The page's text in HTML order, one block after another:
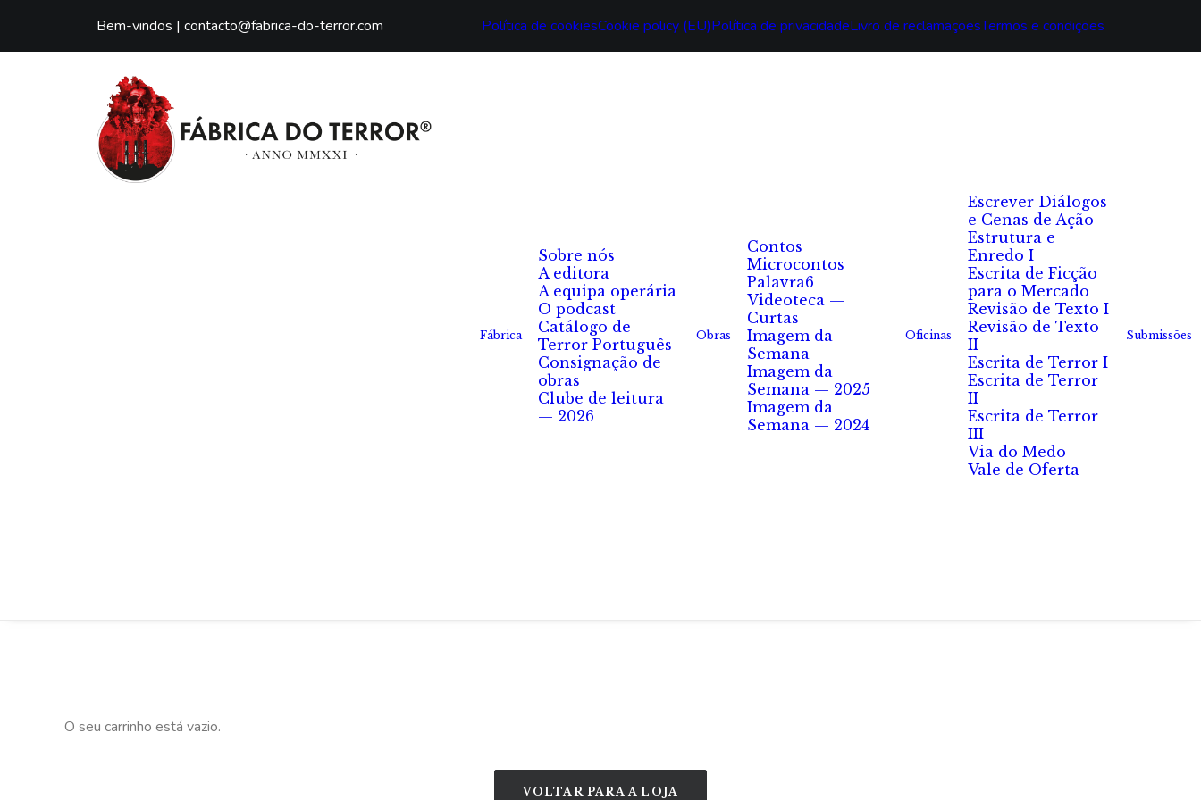
Bem-vindos | contacto@fabrica-do-terror.com Política de cookiesCookie policy (EU)Política de privacidadeLivro de reclamaçõesTermos e condições
Fábrica
Sobre nós
A editora
A equipa operária
O podcast
Catálogo de
Terror Português
Consignação de
obras
Clube de leitura
— 2026
Obras
Contos
Microcontos
Palavra6
Videoteca —
Curtas
Imagem da
Semana
Imagem da
Semana — 2025
Imagem da
Semana — 2024
Oficinas
Escrever Diálogos
e Cenas de Ação
Estrutura e
Enredo I
Escrita de Ficção
para o Mercado
Revisão de Texto I
Revisão de Texto
II
Escrita de Terror I
Escrita de Terror
II
Escrita de Terror
III
Via do Medo
Vale de Oferta
Submissões
O seu carrinho está vazio.
VOLTAR PARA A LOJA